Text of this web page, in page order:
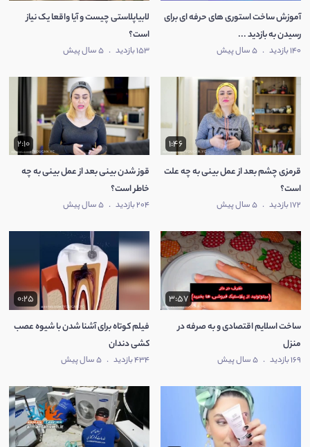
آموزش ساخت استوری های حرفه ای برای
رسیدن به بازدید ...
140 بازدید . 5 سال پیش
لابیاپلاستی چیست و آیا واقعا یک نیاز
است؟
153 بازدید . 5 سال پیش
1:46
قرمزی چشم بعد از عمل بینی به چه علت
است؟
172 بازدید . 5 سال پیش
2:10
قوز شدن بینی بعد از عمل بینی به چه
خاطر است؟
204 بازدید . 5 سال پیش
3:57
ساخت اسلایم اقتصادی و به صرفه در
منزل
169 بازدید . 5 سال پیش
0:25
فیلم کوتاه برای آشنا شدن با شیوه عصب
کشی دندان
434 بازدید . 5 سال پیش